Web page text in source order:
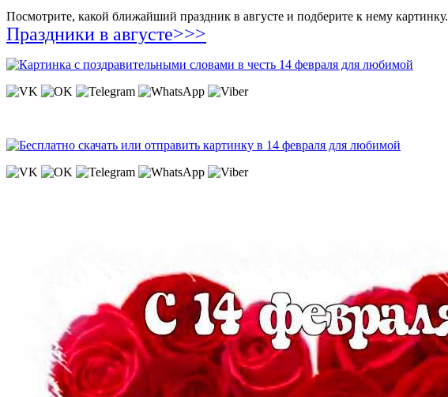
Посмотрите, какой ближайший праздник в августе и подберите к нему картинку.
Праздники в августе>>>